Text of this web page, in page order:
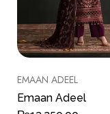
EMAAN ADEEL
Emaan Adeel